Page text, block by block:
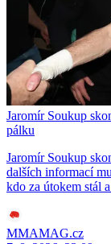
Jaromír Soukup
pálku
Jaromír Soukup
dalších informací
kdo za útokem stál
MMAMAG.cz